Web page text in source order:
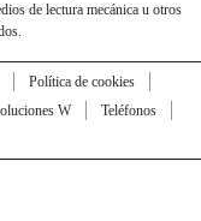
de lectura mecánica u otros
Política de cookies
W
Teléfonos